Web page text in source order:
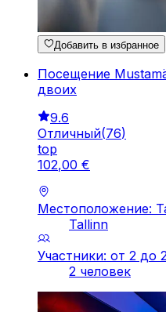
Добавить в избранное
Посещение
двоих
9.6
Отличный(76)
top
102,00 €
Местоположение:
Tallinn
Участники: от 2 до
2 человек